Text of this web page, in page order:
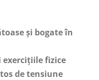
și bogate în
fizice
de tensiune